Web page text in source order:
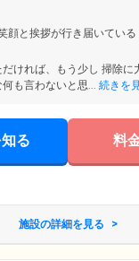
顔と挨拶が行き届いている
ければ、もう少し 掃除に
も言わないと思... 続きを
る 料
施設の詳細を見る